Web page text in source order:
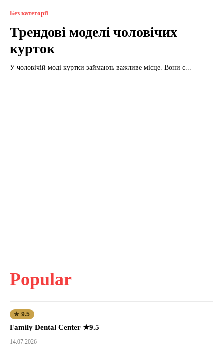
Без категорії
Трендові моделі чоловічих
курток
У чоловічій моді куртки займають важливе місце. Вони є...
Popular
★ 9.5
Family Dental Center ★9.5
14.07.2026